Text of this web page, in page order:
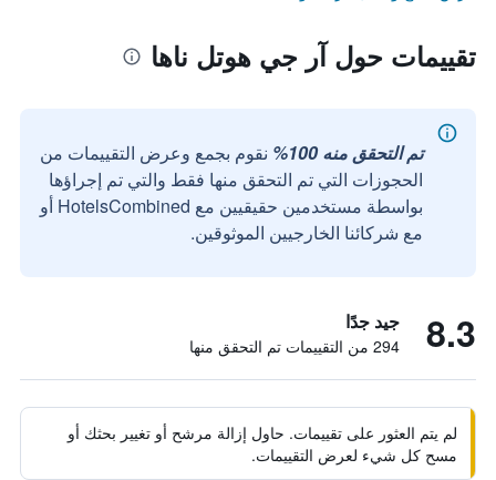
تقييمات حول آر جي هوتل ناها
تم التحقق منه 100%
نقوم بجمع وعرض التقييمات من
الحجوزات التي تم التحقق منها فقط والتي تم إجراؤها
بواسطة مستخدمين حقيقيين مع HotelsCombined أو
مع شركائنا الخارجيين الموثوقين.
8.3 جيد جدًا
294 من التقييمات تم التحقق منها
لم يتم العثور على تقييمات. حاول إزالة مرشح أو تغيير بحثك أو
مسح كل شيء لعرض التقييمات.